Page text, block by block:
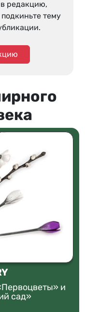
редакцию,
тему
и
сад»